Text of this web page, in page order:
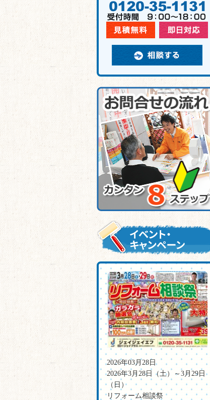
2026年03月28日
2026年3月28日（土）～3月29日
（日）
リフォーム相談祭